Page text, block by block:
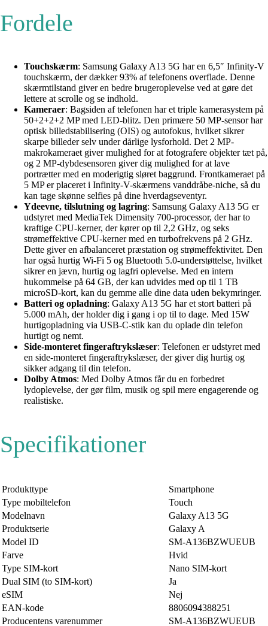
Fordele
Touchskærm: Samsung Galaxy A13 5G har en 6,5″ Infinity-V
touchskærm, der dækker 93% af telefonens overflade. Denne
skærmtilstand giver en bedre brugeroplevelse ved at gøre det
lettere at scrolle og se indhold.
Kameraer: Bagsiden af telefonen har et triple kamerasystem på
50+2+2+2 MP med LED-blitz. Den primære 50 MP-sensor har
optisk billedstabilisering (OIS) og autofokus, hvilket sikrer
skarpe billeder selv under dårlige lysforhold. Det 2 MP-
makrokameraet giver mulighed for at fotografere objekter tæt på,
og 2 MP-dybdesensoren giver dig mulighed for at lave
portrætter med en moderigtig sløret baggrund. Frontkameraet på
5 MP er placeret i Infinity-V-skærmens vanddråbe-niche, så du
kan tage skønne selfies på dine hverdagseventyr.
Ydeevne, tilslutning og lagring: Samsung Galaxy A13 5G er
udstyret med MediaTek Dimensity 700-processor, der har to
kraftige CPU-kerner, der kører op til 2,2 GHz, og seks
strømeffektive CPU-kerner med en turbofrekvens på 2 GHz.
Dette giver en afbalanceret præstation og strømeffektivitet. Den
har også hurtig Wi-Fi 5 og Bluetooth 5.0-understøttelse, hvilket
sikrer en jævn, hurtig og lagfri oplevelse. Med en intern
hukommelse på 64 GB, der kan udvides med op til 1 TB
microSD-kort, kan du gemme alle dine data uden bekymringer.
Batteri og opladning: Galaxy A13 5G har et stort batteri på
5.000 mAh, der holder dig i gang i op til to dage. Med 15W
hurtigopladning via USB-C-stik kan du oplade din telefon
hurtigt og nemt.
Side-monteret fingeraftrykslæser: Telefonen er udstyret med
en side-monteret fingeraftrykslæser, der giver dig hurtig og
sikker adgang til din telefon.
Dolby Atmos: Med Dolby Atmos får du en forbedret
lydoplevelse, der gør film, musik og spil mere engagerende og
realistiske.
Specifikationer
Produkttype
Smartphone
Type mobiltelefon
Touch
Modelnavn
Galaxy A13 5G
Produktserie
Galaxy A
Model ID
SM-A136BZWUEUB
Farve
Hvid
Type SIM-kort
Nano SIM-kort
Dual SIM (to SIM-kort)
Ja
eSIM
Nej
EAN-kode
8806094388251
Producentens varenummer
SM-A136BZWUEUB